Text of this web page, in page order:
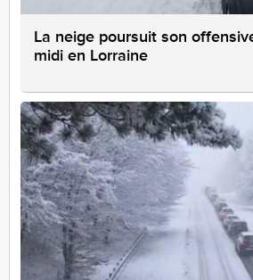
La neige poursuit son
midi en Lorraine